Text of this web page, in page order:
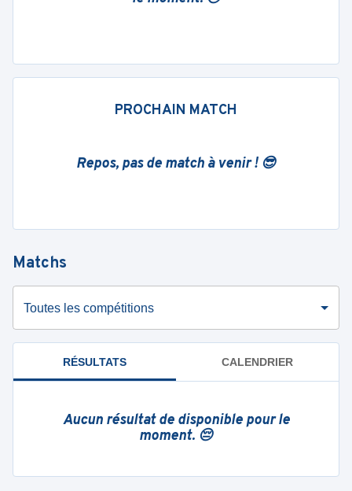
PROCHAIN MATCH
Repos, pas de match à venir ! 😎
Matchs
Toutes les compétitions
RÉSULTATS CALENDRIER
Aucun résultat de disponible pour le
moment. 😔